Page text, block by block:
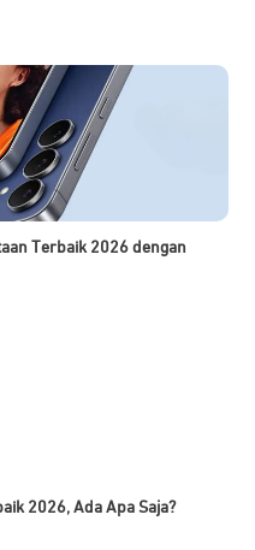
Terbaik 2026 dengan
2026, Ada Apa Saja?